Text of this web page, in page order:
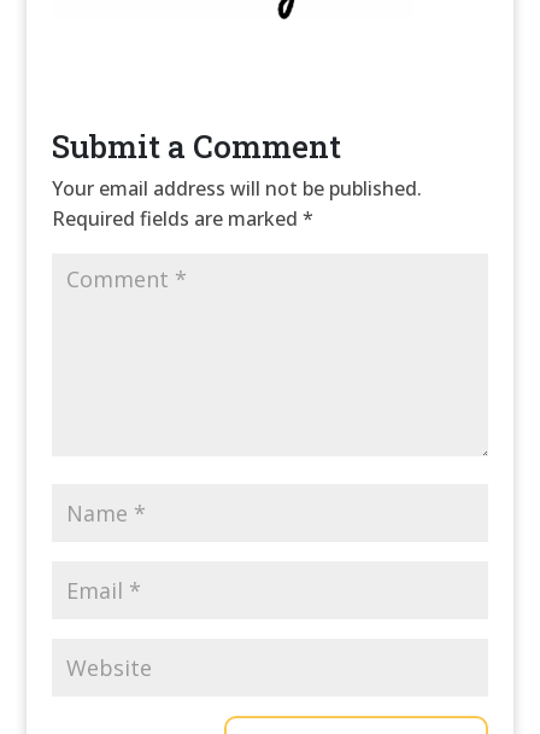
Submit a Comment
Your email address will not be published.
Required fields are marked *